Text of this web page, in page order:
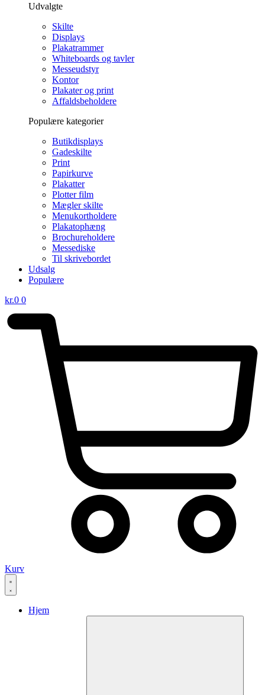
Udvalgte
Skilte
Displays
Plakatrammer
Whiteboards og tavler
Messeudstyr
Kontor
Plakater og print
Affaldsbeholdere
Populære kategorier
Butikdisplays
Gadeskilte
Print
Papirkurve
Plakatter
Plotter film
Mægler skilte
Menukortholdere
Plakatophæng
Brochureholdere
Messediske
Til skrivebordet
Udsalg
Populære
kr.0 0
Kurv
Hjem